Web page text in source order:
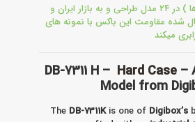
این باکس ها ( کیف ها ) در ۲۴ مدل طراحی و به بازار ایران و
شده مقاومت این باکس با نمونه های
میکند
DB-7311 H – Hard Case–
Model from
The DB-7311Kis one of Digibox’s